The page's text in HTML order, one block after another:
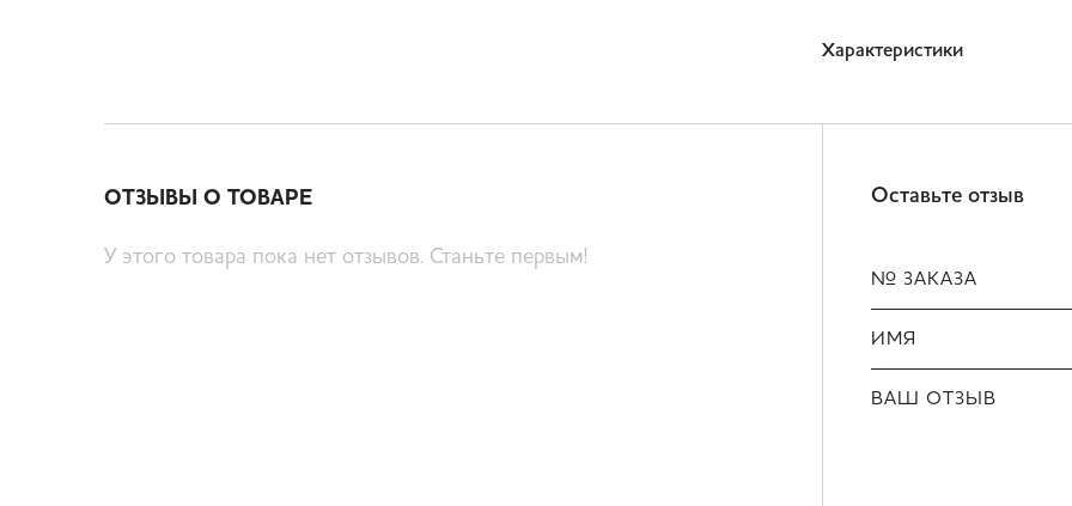
Характеристики
ОТЗЫВЫ О ТОВАРЕ
У этого товара пока нет отзывов. Станьте первым!
Оставьте отзыв
№ ЗАКАЗА
ИМЯ
ВАШ ОТЗЫВ